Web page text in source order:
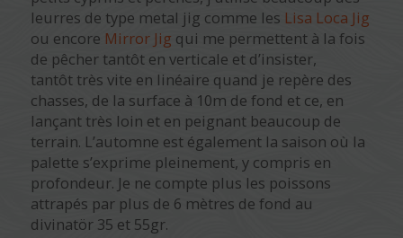
leurres de type metal jig comme les Lisa Loca Jig
ou encore Mirror Jig qui me permettent à la fois
de pêcher tantôt en verticale et d’insister,
tantôt très vite en linéaire quand je repère des
chasses, de la surface à 10m de fond et ce, en
lançant très loin et en peignant beaucoup de
terrain. L’automne est également la saison où la
palette s’exprime pleinement, y compris en
profondeur. Je ne compte plus les poissons
attrapés par plus de 6 mètres de fond au
divinatör 35 et 55gr.